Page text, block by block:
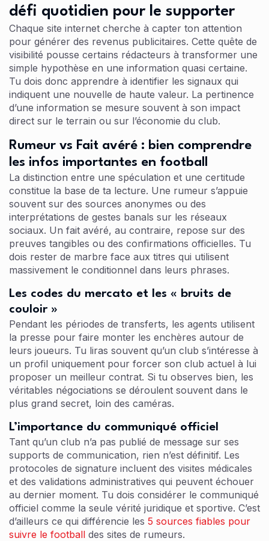
défi quotidien pour le supporter
Chaque site internet cherche à capter ton attention
pour générer des revenus publicitaires. Cette quête de
visibilité pousse certains rédacteurs à transformer une
simple hypothèse en une information quasi certaine.
Tu dois donc apprendre à identifier les signaux qui
indiquent une nouvelle de haute valeur. La pertinence
d’une information se mesure souvent à son impact
direct sur le terrain ou sur l’économie du club.
Rumeur vs Fait avéré : bien comprendre
les infos importantes en football
La distinction entre une spéculation et une certitude
constitue la base de ta lecture. Une rumeur s’appuie
souvent sur des sources anonymes ou des
interprétations de gestes banals sur les réseaux
sociaux. Un fait avéré, au contraire, repose sur des
preuves tangibles ou des confirmations officielles. Tu
dois rester de marbre face aux titres qui utilisent
massivement le conditionnel dans leurs phrases.
Les codes du mercato et les « bruits de
couloir »
Pendant les périodes de transferts, les agents utilisent
la presse pour faire monter les enchères autour de
leurs joueurs. Tu liras souvent qu’un club s’intéresse à
un profil uniquement pour forcer son club actuel à lui
proposer un meilleur contrat. Si tu observes bien, les
véritables négociations se déroulent souvent dans le
plus grand secret, loin des caméras.
L’importance du communiqué officiel
Tant qu’un club n’a pas publié de message sur ses
supports de communication, rien n’est définitif. Les
protocoles de signature incluent des visites médicales
et des validations administratives qui peuvent échouer
au dernier moment. Tu dois considérer le communiqué
officiel comme la seule vérité juridique et sportive. C’est
d’ailleurs ce qui différencie les 5 sources fiables pour
suivre le football des sites de rumeurs.